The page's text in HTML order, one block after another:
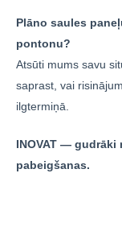
Plāno saules
pontonu?
Atsūti mums savu
saprast, vai
ilgtermiņā.
INOVAT — gudrāki
pabeigšanas.